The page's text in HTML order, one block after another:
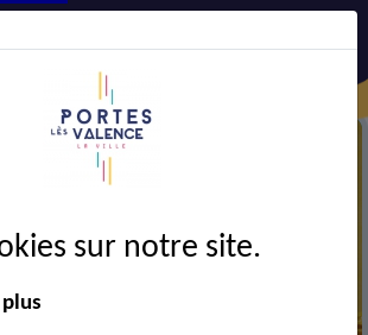
sur notre site.